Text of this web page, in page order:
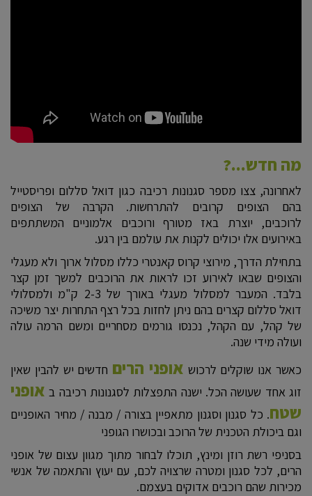
מה חדש...?
לאחרונה, צצו מספר סגנונות רכיבה כגון דואל סללום ופריסטייל
בהם הצופים קרובים להתרחשות. הקרבה של הצופים
לרוכבים, יוצרת באז מטורף ורוכבים אלמוניים המשתתפים
באירועים אלו יכולים לקנות את עולמם בין רגע.
בתחילת הדרך, מירוצי קרוס קאנטרי כללו מסלול ארוך ולא מעגלי
והצופים שבאו לאירוע זכו לראות את הרוכבים למשך זמן קצר
בלבד. המעבר למסלול מעגלי באורך של 2-3 ק"מ ולמסלולי
דואל סללום קצרים בהם ניתן לחזות בכל רצף התחרות יצר משיכה
של קהל, עם הקהל, נכנסו גורמים מסחריים ומשם הרמה עולה
ועולה מידי שנה.
כאשר אנו שוקלים לרכוש אופני הרים חדשים יש להבין שאין
זוג אחד שעושה הכל. ישנה התפצלות לסגנונות רכיבה ב אופני
שטח. כל סגנון וסגנון מתאפיין בצורה / מבנה / מחיר האופניים
וגם ביכולת הטכנית של הרוכב ובכושרו הגופני
בסניפי רשת רוזן ומינץ, תוכלו לבחור מתוך מגוון עצום של אופני
הרים, לכל סגנון ומטרה שרצויה לכם, עם יעוץ והתאמה של אנשי
מכירות שהם רוכבים אדוקים בעצמם.